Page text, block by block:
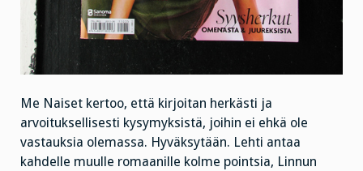
Me Naiset kertoo, että kirjoitan herkästi ja
arvoituksellisesti kysymyksistä, joihin ei ehkä ole
vastauksia olemassa. Hyväksytään. Lehti antaa
kahdelle muulle romaanille kolme pointsia, Linnun